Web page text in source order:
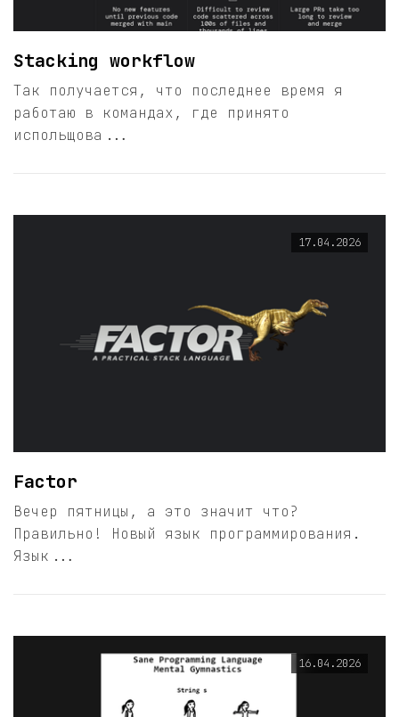
Stacking workflow
Так получается, что последнее время я
работаю в командах, где принято
испольщова...
17.04.2026
Factor
Вечер пятницы, а это значит что?
Правильно! Новый язык программирования.
Язык...
16.04.2026